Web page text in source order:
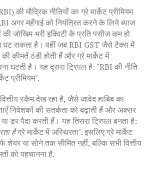
की मौद्रिक नीतियों का ग्रे मार्केट प्रीमियम
अगर महँगाई को नियंत्रित करने के लिये ब्याज
की जोखिम‑भरी इक्विटी के प्रति पसीज कम हो
घट सकता है। वहीं जब RBI GST जैसे टैक्स में
कीमतें ठंडी होती हैं और ग्रे मार्केट में
घटती है। यह दूसरा ट्रिपल है: "RBI की नीति
प्रीमियम".
स्कैम देख रहा है, जैसे जावेद हाबिब का
निवेशकों की सतर्कता को बढ़ाती हैं और अक्सर
या डर पैदा करती हैं। यह तिसरा ट्रिपल बनता है:
हैग्रे मार्केट में अस्थिरता". इसलिए ग्रे मार्केट
शेयर या सोने तक सीमित नहीं, बल्कि सभी वित्तीय
को पहचानना है.